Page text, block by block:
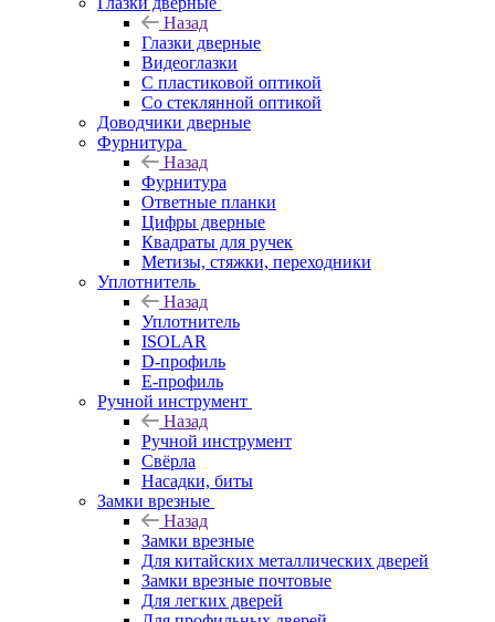
Назад
Глазки дверные
Видеоглазки
С пластиковой оптикой
Со стеклянной оптикой
Доводчики дверные
Фурнитура
Назад
Фурнитура
Ответные планки
Цифры дверные
Квадраты для ручек
Метизы, стяжки, переходники
Уплотнитель
Назад
Уплотнитель
ISOLAR
D-профиль
Е-профиль
Ручной инструмент
Назад
Ручной инструмент
Свёрла
Насадки, биты
Замки врезные
Назад
Замки врезные
Для китайских металлических дверей
Замки врезные почтовые
Для легких дверей